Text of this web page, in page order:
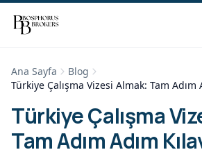
Ana Sayfa
Blog
Türkiye Çalışma Vizesi Almak: Tam Adım
Türkiye Çalışma
Tam Adım Adım